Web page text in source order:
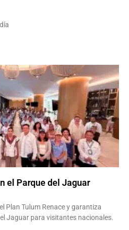
el Parque del Jaguar
Plan Tulum Renace y garantiza
Jaguar para visitantes nacionales.